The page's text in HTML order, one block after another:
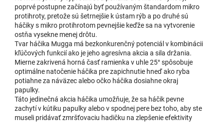
poprvé postupne začínajú byť používaným štandardom mikro
protihroty, pretože sú šetrnejšie k ústam rýb a po druhé sú
háčiky s mikro protihrotom pevnejšie keďže sa na vytvorenie
ostňa vysekne menej drôtu.
Tvar háčika Mugga má bezkonkurenčný potenciál v kombinácii
kľúčových funkcií ako je jeho agresívna akcia a sila držania.
Mierne zakrivená horná časť ramienka v uhle 25° spôsobuje
optimálne natočenie háčika pre zapichnutie hneď ako ryba
potiahne za náväzec alebo očko háčika dosiahne okraj
papulky.
Táto jedinečná akcia háčika umožňuje, že sa háčik pevne
zachytí v kútiku papulky alebo v spodnej pere bez toho, aby ste
museli pridávať zmršťovaciu hadičku na zlepšenie efektivity